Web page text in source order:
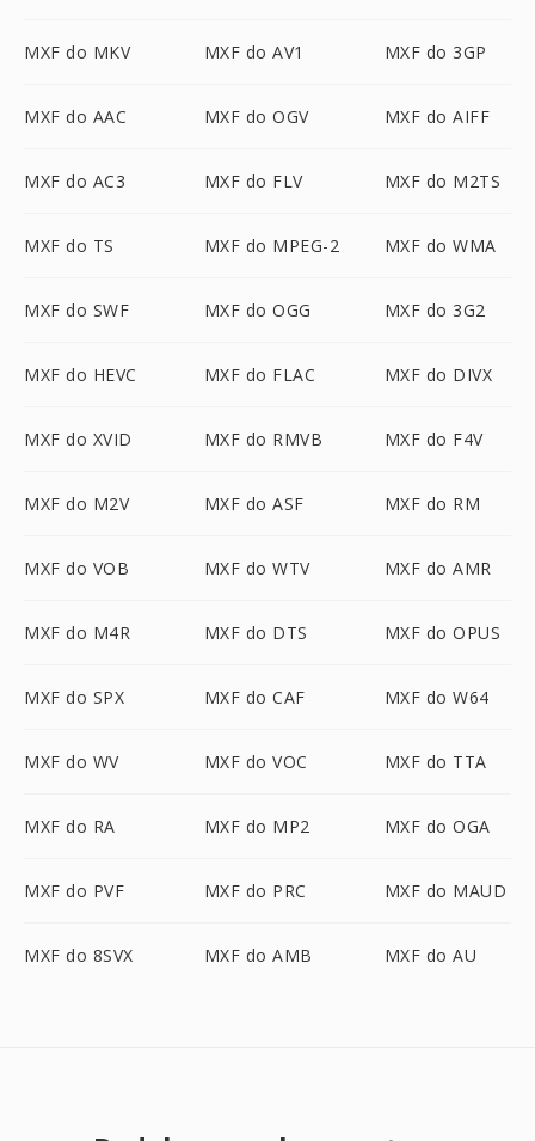
MXF do MKV MXF do AV1 MXF do 3GP
MXF do AAC MXF do OGV MXF do AIFF
MXF do AC3 MXF do FLV MXF do M2TS
MXF do TS MXF do MPEG-2 MXF do WMA
MXF do SWF MXF do OGG MXF do 3G2
MXF do HEVC MXF do FLAC MXF do DIVX
MXF do XVID MXF do RMVB MXF do F4V
MXF do M2V MXF do ASF MXF do RM
MXF do VOB MXF do WTV MXF do AMR
MXF do M4R MXF do DTS MXF do OPUS
MXF do SPX MXF do CAF MXF do W64
MXF do WV MXF do VOC MXF do TTA
MXF do RA MXF do MP2 MXF do OGA
MXF do PVF MXF do PRC MXF do MAUD
MXF do 8SVX MXF do AMB MXF do AU